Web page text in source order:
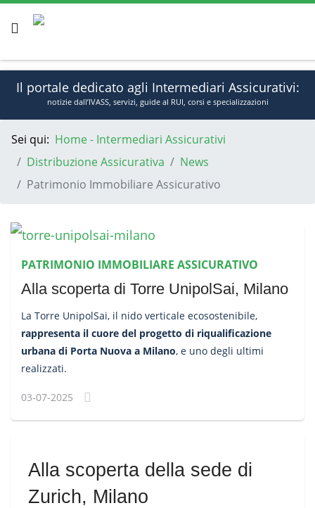
Il portale dedicato agli Intermediari Assicurativi:
notizie dall’IVASS, servizi, guide al RUI, corsi e specializzazioni
Ven, Ago 7, 2026
Sign In
Sei qui: Home - Intermediari Assicurativi
Distribuzione Assicurativa
News
Patrimonio Immobiliare Assicurativo
PATRIMONIO IMMOBILIARE ASSICURATIVO
Alla scoperta di Torre UnipolSai, Milano
La Torre UnipolSai, il nido verticale ecosostenibile,
rappresenta il cuore del progetto di riqualificazione
urbana di Porta Nuova a Milano, e uno degli ultimi
realizzati.
03-07-2025
Alla scoperta della sede di
Zurich, Milano